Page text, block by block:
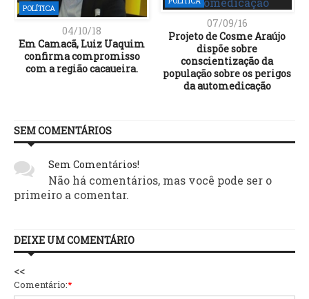
POLÍTICA
04/10/18
Em Camacã, Luiz Uaquim
confirma compromisso
com a região cacaueira.
07/09/16
Projeto de Cosme Araújo
dispõe sobre
conscientização da
população sobre os perigos
da automedicação
SEM COMENTÁRIOS
Sem Comentários!
Não há comentários, mas você pode ser o
primeiro a comentar.
DEIXE UM COMENTÁRIO
<<
Comentário:*